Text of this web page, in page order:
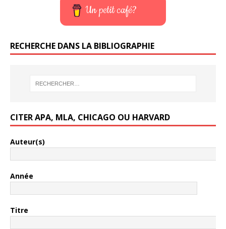
Un petit café?
RECHERCHE DANS LA BIBLIOGRAPHIE
CITER APA, MLA, CHICAGO OU HARVARD
Auteur(s)
Année
Titre